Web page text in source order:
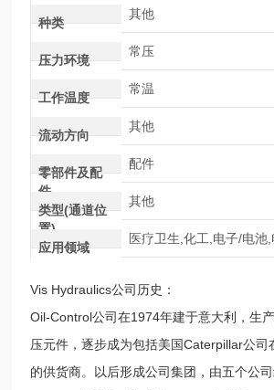
种类
其他
压力环境
常压
工作温度
常温
流动方向
其他
零部件及配
件
配件
类型(通道位
置)
其他
应用领域
医疗卫生,化工,电子/电池
Vis Hydraulics公司历史：
Oil-Control公司在1974年建于意大利，生
压元件，逐步成为包括美国Caterpillar公司
的供货商。以后形成公司集团，由五个公